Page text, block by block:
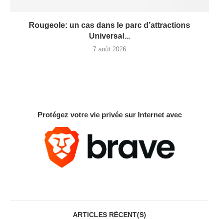
Rougeole: un cas dans le parc d’attractions
Universal...
7 août 2026
Protégez votre vie privée sur Internet avec
ARTICLES RÉCENT(S)